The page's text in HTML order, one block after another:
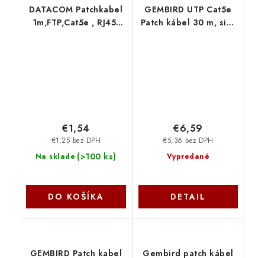
DATACOM Patchkabel
1m,FTP,Cat5e , RJ45,
Na sklade (>100 ks)
€1,25 bez DPH
€1,54
DO KOŠÍKA
GEMBIRD UTP Cat5e
Patch kábel 30 m, sivý
Vypredané
€5,36 bez DPH
€6,59
DETAIL
GEMBIRD Patch kabel
Gembird patch kábel